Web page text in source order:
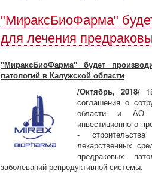
"МираксБиоФарма"
для лечения
"МираксБиоФарма" будет
патологий в Калужской области
/Октябрь, 2018/
соглашения о
области и АО
инвестиционного
-
лекарственных
предраковых
заболеваний репродуктивной системы.